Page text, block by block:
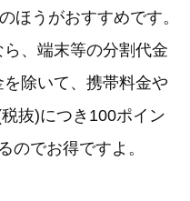
ほうがおすすめです。
ら、端末等の分割代金
除いて、携帯料金や
抜)につき100ポイン
のでお得ですよ。